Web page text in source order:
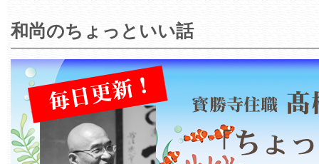
和尚のちょっといい話